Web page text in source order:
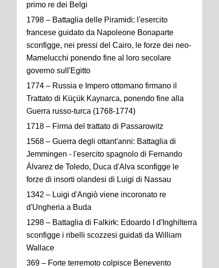
primo re dei Belgi
1798 – Battaglia delle Piramidi: l'esercito
francese guidato da Napoleone Bonaparte
sconfigge, nei pressi del Cairo, le forze dei neo-
Mamelucchi ponendo fine al loro secolare
governo sull'Egitto
1774 – Russia e Impero ottomano firmano il
Trattato di Küçük Kaynarca, ponendo fine alla
Guerra russo-turca (1768-1774)
1718 – Firma del trattato di Passarowitz
1568 – Guerra degli ottant'anni: Battaglia di
Jemmingen - l'esercito spagnolo di Fernando
Álvarez de Toledo, Duca d'Alva sconfigge le
forze di insorti olandesi di Luigi di Nassau
1342 – Luigi d'Angiò viene incoronato re
d'Ungheria a Buda
1298 – Battaglia di Falkirk: Edoardo I d'Inghilterra
sconfigge i ribelli scozzesi guidati da William
Wallace
369 – Forte terremoto colpisce Benevento